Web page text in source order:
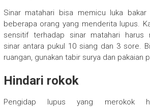
Sinar matahari bisa memicu luka
beberapa orang yang menderita lupus.
sensitif terhadap sinar matahari harus
sinar antara pukul 10 siang dan 3 sore.
ruangan, gunakan tabir surya dan pakaian
Hindari rokok
Pengidap lupus yang merokok